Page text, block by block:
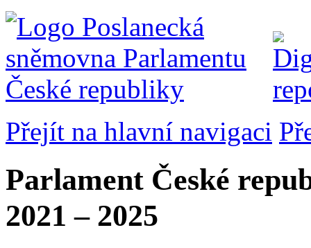
Přejít na hlavní navigaci
Parlament České
2021 – 2025